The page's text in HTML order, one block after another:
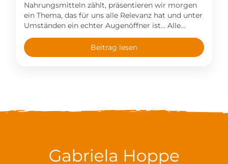
Nahrungsmitteln zählt, präsentieren wir morgen
ein Thema, das für uns alle Relevanz hat und unter
Umständen ein echter Augenöffner ist… Alle
Kurzentschlossenen können sich gerne noch bei
mir anmelden – erfahrungsgemäß bietet das
Thema Stoff für reichlich spannende
Beitrag lesen